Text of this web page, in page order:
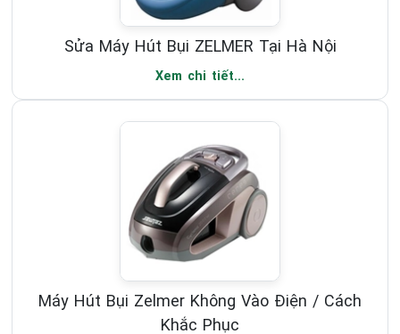
Sửa Máy Hút Bụi ZELMER Tại Hà Nội
Xem chi tiết...
Máy Hút Bụi Zelmer Không Vào Điện / Cách
Khắc Phục